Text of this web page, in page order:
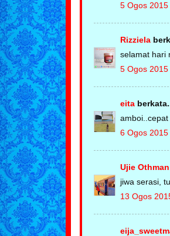
5 Ogos
Rizziela
selamat hari
5 Ogos
eita
6 Ogos
Ujie Othman
jiwa serasi,
13 Ogos